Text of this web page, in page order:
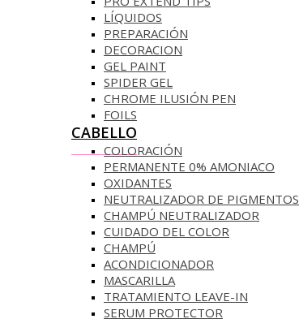
LÍQUIDOS
PREPARACIÓN
DECORACION
GEL PAINT
SPIDER GEL
CHROME ILUSIÓN PEN
FOILS
CABELLO
COLORACIÓN
PERMANENTE 0% AMONIACO
OXIDANTES
NEUTRALIZADOR DE PIGMENTOS
CHAMPÚ NEUTRALIZADOR
CUIDADO DEL COLOR
CHAMPÚ
ACONDICIONADOR
MASCARILLA
TRATAMIENTO LEAVE-IN
SERUM PROTECTOR